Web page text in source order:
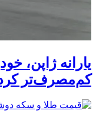
یارانه ژاپن،
کم‌مصرف‌تر